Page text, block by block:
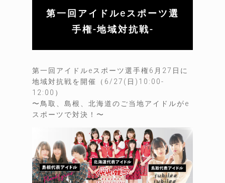
第一回アイドルeスポーツ選
⼿権-地域対抗戦-
第一回アイドルeスポーツ選手権6月27日に
地域対抗戦を開催（6/27(日)10:00-
12:00）
〜鳥取、島根、北海道のご当地アイドルがe
スポーツで対決！〜